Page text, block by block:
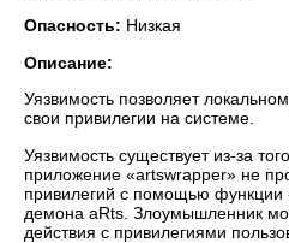
Опасность: Низкая
Описание:
Уязвимость позволяет
свои привилегии на системе.
Уязвимость существует из-за
приложение «artswrapper» не
привилегий с помощью функции
демона aRts. Злоумышленник
действия с привилегиями